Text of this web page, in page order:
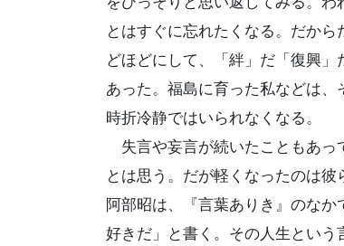
とはすぐに忘れたくなる。だか
どほどにして、「絆」だ「復興
あった。福島に育った私などは
時折冷静ではいられなくなる。
失言や妄言が続いたこともあっ
とは思う。だが軽くなったのは
阿部昭は、『言葉ありき』のな
好きだ」と書く。その人生とい